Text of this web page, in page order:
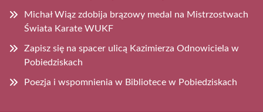
Michał Wiąz zdobija brązowy medal na Mistrzostwach
Świata Karate WUKF
Zapisz się na spacer ulicą Kazimierza Odnowiciela w
Pobiedziskach
Poezja i wspomnienia w Bibliotece w Pobiedziskach